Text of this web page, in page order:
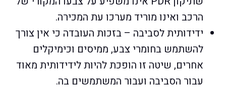
הרכב ואינו מוריד מערכו עת המכירה.
ידידותית לסביבה – בזכות העובדה כי אין צורך
להשתמש בחומרי צבע, ממיסים וכימיקלים
אחרים, שיטה זו הופכת להיות לידידותית מאוד
עבור הסביבה ועבור המשתמשים בה.